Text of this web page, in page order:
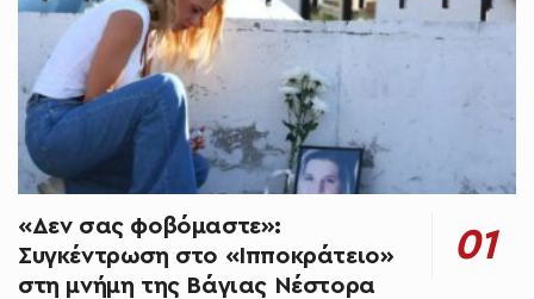
«Δεν σας φοβόμαστε»:
Συγκέντρωση στο «Ιπποκράτειο»
στη μνήμη της Βάγιας Νέστορα